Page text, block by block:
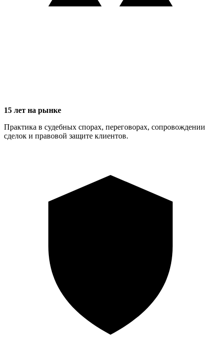
15 лет на рынке
Практика в судебных спорах, переговорах, сопровождении
сделок и правовой защите клиентов.